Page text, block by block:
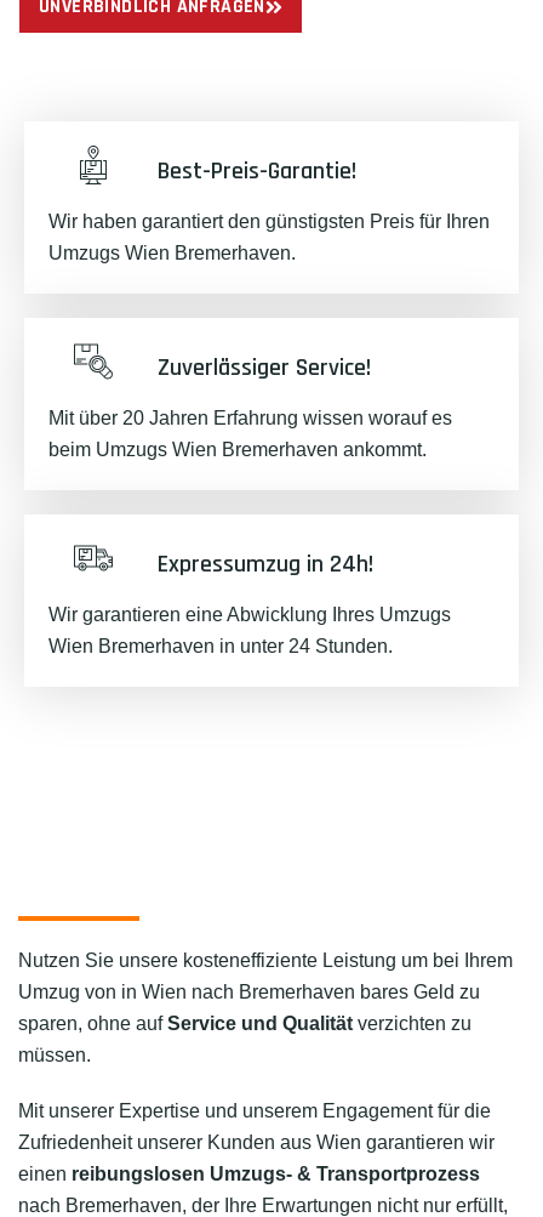
UNVERBINDLICH ANFRAGEN
Best-Preis-Garantie!
Wir haben garantiert den günstigsten Preis für Ihren
Umzugs Wien Bremerhaven.
Zuverlässiger Service!
Mit über 20 Jahren Erfahrung wissen worauf es
beim Umzugs Wien Bremerhaven ankommt.
Expressumzug in 24h!
Wir garantieren eine Abwicklung Ihres Umzugs
Wien Bremerhaven in unter 24 Stunden.
Nutzen Sie unsere kosteneffiziente Leistung um bei Ihrem
Umzug von in Wien nach Bremerhaven bares Geld zu
sparen, ohne aufService und Qualität verzichten zu
müssen.
Mit unserer Expertise und unserem Engagement für die
Zufriedenheit unserer Kunden aus Wien garantieren wir
einen reibungslosen Umzugs- & Transportprozess
nach Bremerhaven, der Ihre Erwartungen nicht nur erfüllt,